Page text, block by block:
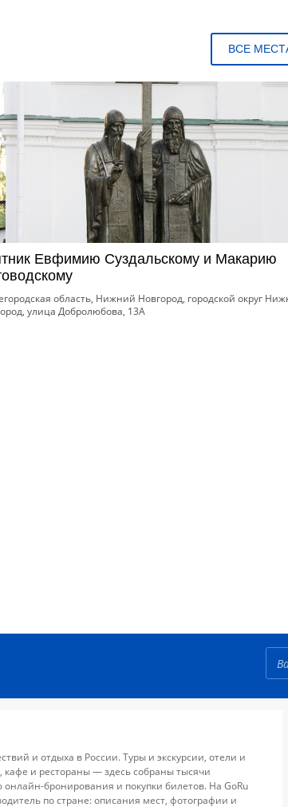
ВСЕ
Евфимию Суздальскому и Макарию
область, Нижний Новгород, городской округ
улица Добролюбова, 13А
и отдыха в России. Туры и экскурсии, отели и
кафе и рестораны — здесь собраны тысячи
бронирования и покупки билетов. На GoRu
по стране: описания мест, фотографии и